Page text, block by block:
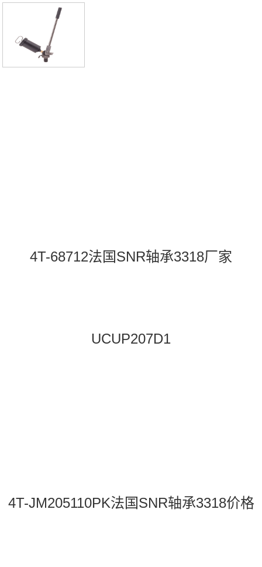
4T-68712法国SNR轴承3318厂家
UCUP207D1
4T-JM205110PK法国SNR轴承3318价格